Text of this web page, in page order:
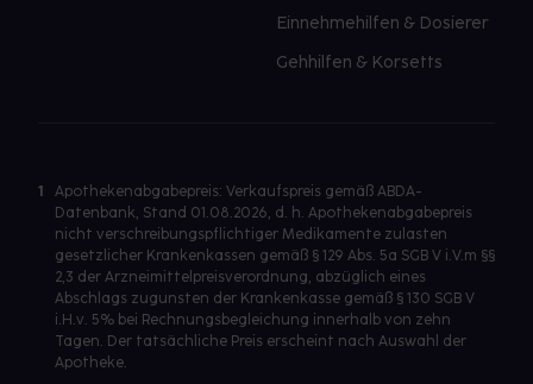
Einnehmehilfen & Dosierer
Gehhilfen & Korsetts
1
Apothekenabgabepreis: Verkaufspreis gemäß ABDA-
Datenbank, Stand 01.08.2026, d. h. Apothekenabgabepreis
nicht verschreibungspflichtiger Medikamente zulasten
gesetzlicher Krankenkassen gemäß § 129 Abs. 5a SGB V i.V.m §§
2,3 der Arzneimittelpreisverordnung, abzüglich eines
Abschlags zugunsten der Krankenkasse gemäß § 130 SGB V
i.H.v. 5% bei Rechnungsbegleichung innerhalb von zehn
Tagen. Der tatsächliche Preis erscheint nach Auswahl der
Apotheke.